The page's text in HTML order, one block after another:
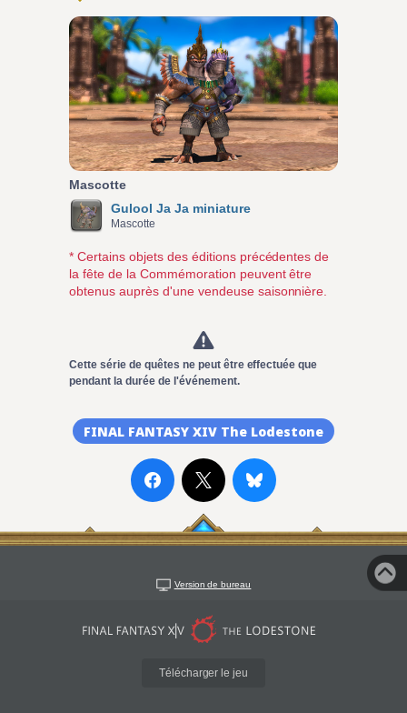
Mascotte
Gulool Ja Ja miniature
Mascotte
* Certains objets des éditions précédentes de
la fête de la Commémoration peuvent être
obtenus auprès d'une vendeuse saisonnière.
Cette série de quêtes ne peut être effectuée que
pendant la durée de l'événement.
FINAL FANTASY XIV The Lodestone
Version de bureau
Télécharger le jeu